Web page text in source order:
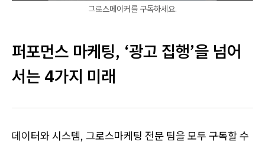
그로스메이커를 구독하세요.
퍼포먼스 마케팅, ‘광고 집행’을 넘어
서는 4가지 미래
데이터와 시스템, 그로스마케팅 전문 팀을 모두 구독할 수